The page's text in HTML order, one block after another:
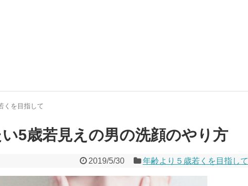
くを目指して
5歳若見えの男の洗顔のやり方
2019/5/30 年齢より５歳若くを目指して